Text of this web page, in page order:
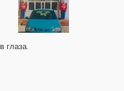
глаза.